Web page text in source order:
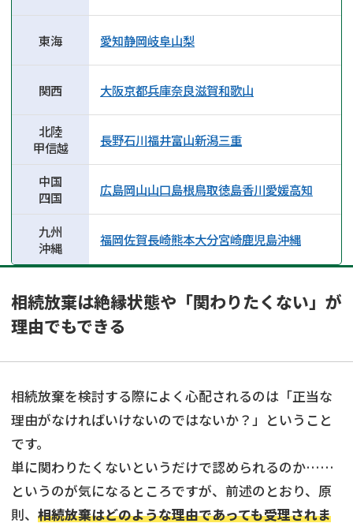
東海 愛知静岡岐阜山梨
関西 大阪京都兵庫奈良滋賀和歌山
北陸
甲信越
長野石川福井富山新潟三重
中国
四国
広島岡山山口島根鳥取徳島香川愛媛高知
九州
沖縄
福岡佐賀長崎熊本大分宮崎鹿児島沖縄
相続放棄は絶縁状態や「関わりたくない」が
理由でもできる
相続放棄を検討する際によく心配されるのは「正当な
理由がなければいけないのではないか？」ということ
です。
単に関わりたくないというだけで認められるのか……
というのが気になるところですが、前述のとおり、原
則、 相続放棄はどのような理由であっても受理されま